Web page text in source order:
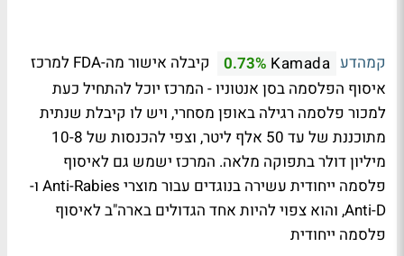
קמהדע Kamada
0.73%
קיבלה אישור מה-FDA למרכז
איסוף הפלסמה בסן אנטוניו - המרכז יוכל להתחיל כעת
למכור פלסמה רגילה באופן מסחרי, ויש לו קיבלת שנתית
מתוכננת של עד 50 אלף ליטר, וצפי להכנסות של 10-8
מיליון דולר בתפוקה מלאה. המרכז ישמש גם לאיסוף
פלסמה ייחודית עשירה בנוגדים עבור מוצרי Anti-Rabies ו-
Anti-D, והוא צפוי להיות אחד הגדולים בארה"ב לאיסוף
פלסמה ייחודית